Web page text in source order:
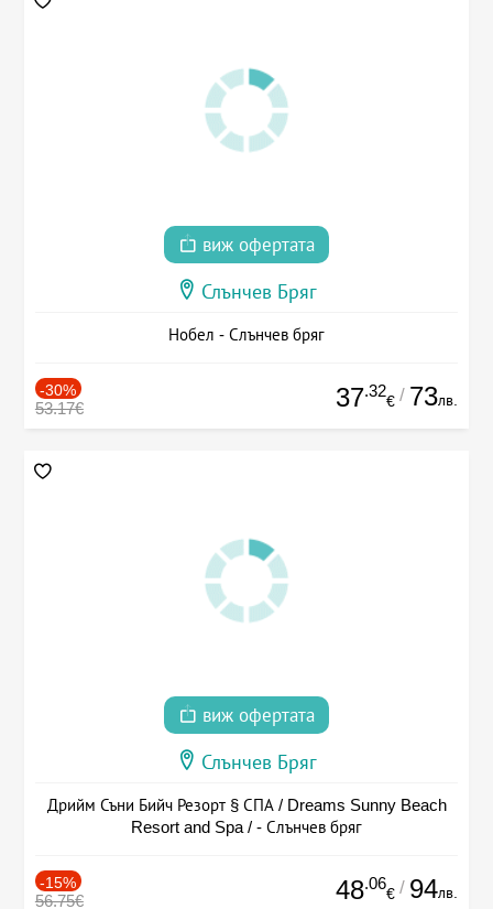
виж офертата
Слънчев Бряг
Нобел - Слънчев бряг
-30%
53.17€ 37.32
€ / 73лв.
виж офертата
Слънчев Бряг
Дрийм Съни Бийч Резорт § СПА / Dreams Sunny Beach
Resort and Spa / - Слънчев бряг
-15%
56.75€ 48.06
€ / 94лв.